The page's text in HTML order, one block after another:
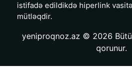
istifadə edildikdə hiperlink
mütləqdir.
yeniproqnoz.az © 2026
qorunur.